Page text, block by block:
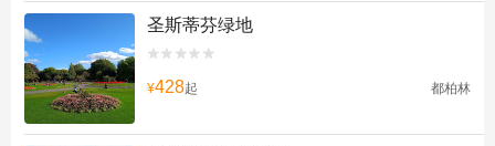
圣斯蒂芬绿地


¥428起 都柏林